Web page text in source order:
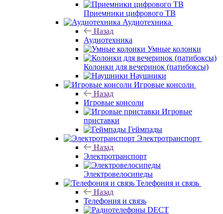
Приемники цифрового ТВ
Аудиотехника
Назад
Аудиотехника
Умные колонки
Колонки для вечеринок (патибоксы)
Наушники
Игровые консоли
Назад
Игровые консоли
Игровые
приставки
Геймпады
Электротранспорт
Назад
Электротранспорт
Электровелосипеды
Телефония и связь
Назад
Телефония и связь